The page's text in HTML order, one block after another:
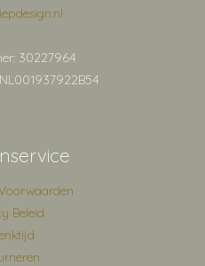
30227964
Beleid